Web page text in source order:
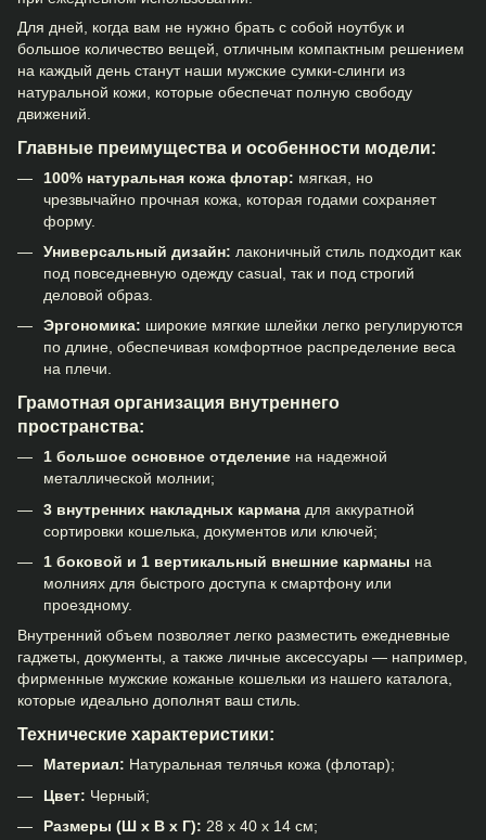
Для дней, когда вам не нужно брать с собой ноутбук и
большое количество вещей, отличным компактным решением
на каждый день станут наши мужские сумки-слинги из
натуральной кожи, которые обеспечат полную свободу
движений.
Главные преимущества и особенности модели:
100% натуральная кожа флотар: мягкая, но
чрезвычайно прочная кожа, которая годами сохраняет
форму.
Универсальный дизайн: лаконичный стиль подходит как
под повседневную одежду casual, так и под строгий
деловой образ.
Эргономика: широкие мягкие шлейки легко регулируются
по длине, обеспечивая комфортное распределение веса
на плечи.
Грамотная организация внутреннего
пространства:
1 большое основное отделение на надежной
металлической молнии;
3 внутренних накладных кармана для аккуратной
сортировки кошелька, документов или ключей;
1 боковой и 1 вертикальный внешние карманы на
молниях для быстрого доступа к смартфону или
проездному.
Внутренний объем позволяет легко разместить ежедневные
гаджеты, документы, а также личные аксессуары — например,
фирменные мужские кожаные кошельки из нашего каталога,
которые идеально дополнят ваш стиль.
Технические характеристики:
Материал: Натуральная телячья кожа (флотар);
Цвет: Черный;
Размеры (Ш х В х Г): 28 х 40 х 14 см;